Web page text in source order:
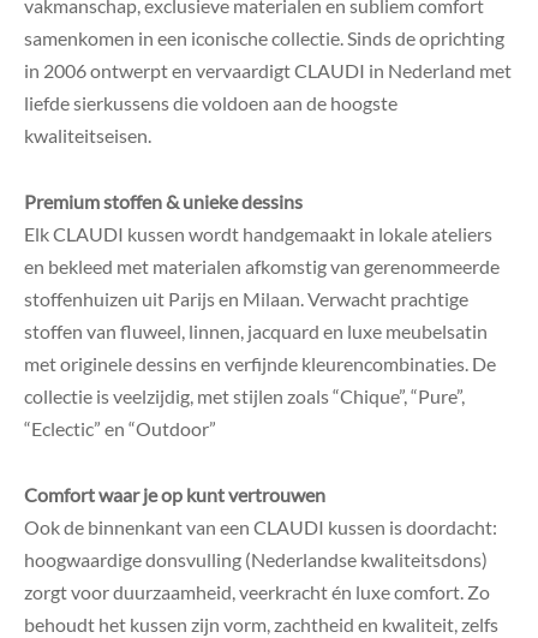
vakmanschap, exclusieve materialen en subliem comfort
samenkomen in een iconische collectie. Sinds de oprichting
in 2006 ontwerpt en vervaardigt CLAUDI in Nederland met
liefde sierkussens die voldoen aan de hoogste
kwaliteitseisen.
Premium stoffen & unieke dessins
Elk CLAUDI kussen wordt handgemaakt in lokale ateliers
en bekleed met materialen afkomstig van gerenommeerde
stoffenhuizen uit Parijs en Milaan.Verwacht prachtige
stoffen van fluweel, linnen, jacquard en luxe meubelsatin
met originele dessins en verfijnde kleurencombinaties. De
collectie is veelzijdig, met stijlen zoals “Chique”, “Pure”,
“Eclectic” en “Outdoor”
Comfort waar je op kunt vertrouwen
Ook de binnenkant van een CLAUDI kussen is doordacht:
hoogwaardige donsvulling (Nederlandse kwaliteitsdons)
zorgt voor duurzaamheid, veerkracht én luxe comfort. Zo
behoudt het kussen zijn vorm, zachtheid en kwaliteit, zelfs